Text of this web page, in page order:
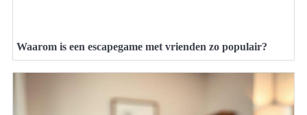
Waarom is een escapegame met vrienden zo populair?